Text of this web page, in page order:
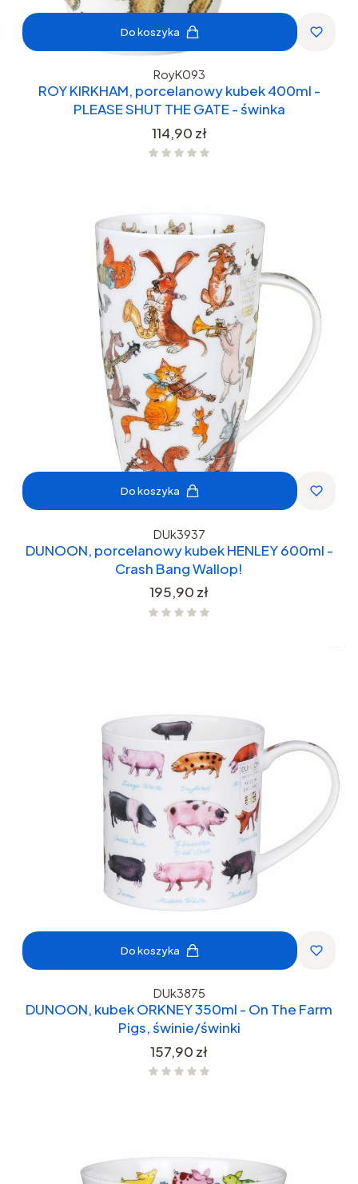
Do koszyka
RoyK093
ROY KIRKHAM, porcelanowy kubek 400ml -
PLEASE SHUT THE GATE - świnka
Cena
114,90 zł
Do koszyka
DUk3937
DUNOON, porcelanowy kubek HENLEY 600ml -
Crash Bang Wallop!
Cena
195,90 zł
Do koszyka
DUk3875
DUNOON, kubek ORKNEY 350ml - On The Farm
Pigs, świnie/świnki
Cena
157,90 zł